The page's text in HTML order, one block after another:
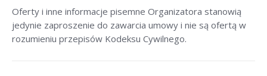
Oferty i inne informacje pisemne Organizatora stanowią
jedynie zaproszenie do zawarcia umowy i nie są ofertą w
rozumieniu przepisów Kodeksu Cywilnego.